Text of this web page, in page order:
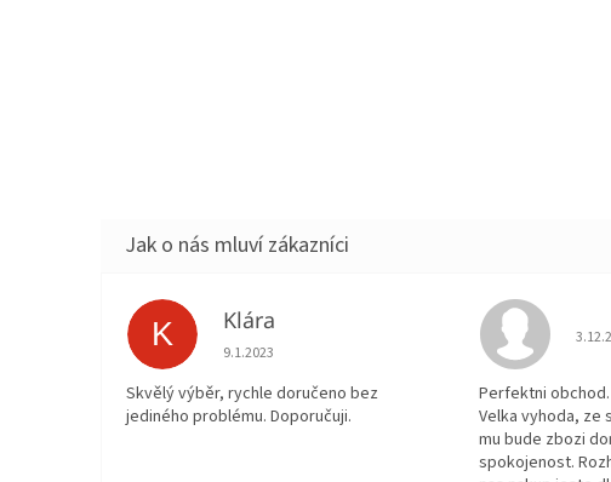
K Klára
Hodnocení obchodu je 5 z 5 hvězdiček.
9.1.2023
Skvělý výběr, rychle doručeno bez
jediného problému. Doporučuji.
Perfektni
Velka vyhoda, ze
mu bude zbozi
spokojenost.